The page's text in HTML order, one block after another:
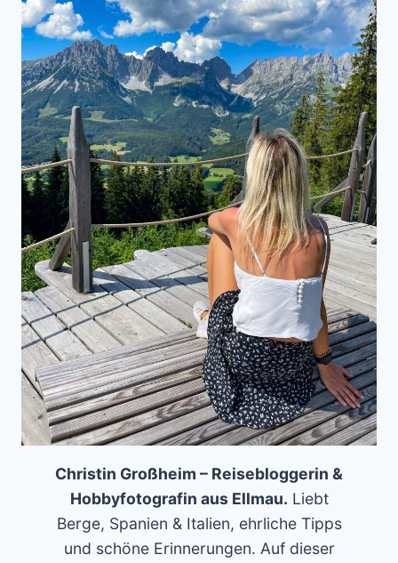
ENTSPANNTE
RUNDE
Christin Großheim – Reisebloggerin &
Hobbyfotografin aus Ellmau. Liebt
Berge, Spanien & Italien, ehrliche Tipps
und schöne Erinnerungen. Auf dieser